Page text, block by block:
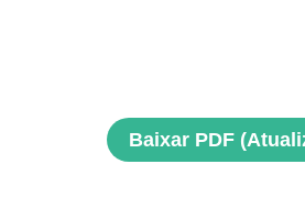
Baixar PDF